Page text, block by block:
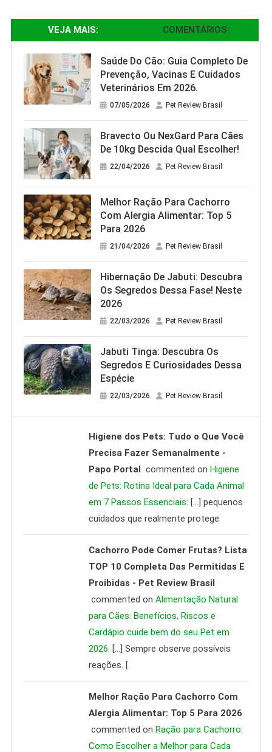
VEJA MAIS: COMENTÁRIOS:
Saúde Do Cão: Guia Completo De
Prevenção, Vacinas E Cuidados
Veterinários Em 2026.
07/05/2026 Pet Review Brasil
Bravecto Ou NexGard Para Cães
De 10kg Descida Qual Escolher!
22/04/2026 Pet Review Brasil
Melhor Ração Para Cachorro
Com Alergia Alimentar: Top 5
Para 2026
21/04/2026 Pet Review Brasil
Hibernação De Jabuti: Descubra
Os Segredos Dessa Fase! Neste
2026
22/03/2026 Pet Review Brasil
Jabuti Tinga: Descubra Os
Segredos E Curiosidades Dessa
Espécie
22/03/2026 Pet Review Brasil
Higiene dos Pets: Tudo o Que Você
Precisa Fazer Semanalmente -
Papo Portal commented onHigiene
de Pets: Rotina Ideal para Cada Animal
em 7 Passos Essenciais: […] pequenos
cuidados que realmente protege
Cachorro Pode Comer Frutas? Lista
TOP 10 Completa Das Permitidas E
Proibidas - Pet Review Brasil
commented onAlimentação Natural
para Cães: Benefícios, Riscos e
Cardápio cuide bem do seu Pet em
2026: […] Sempre observe possíveis
reações. [
Melhor Ração Para Cachorro Com
Alergia Alimentar: Top 5 Para 2026
commented onRação para Cachorro:
Como Escolher a Melhor para Cada